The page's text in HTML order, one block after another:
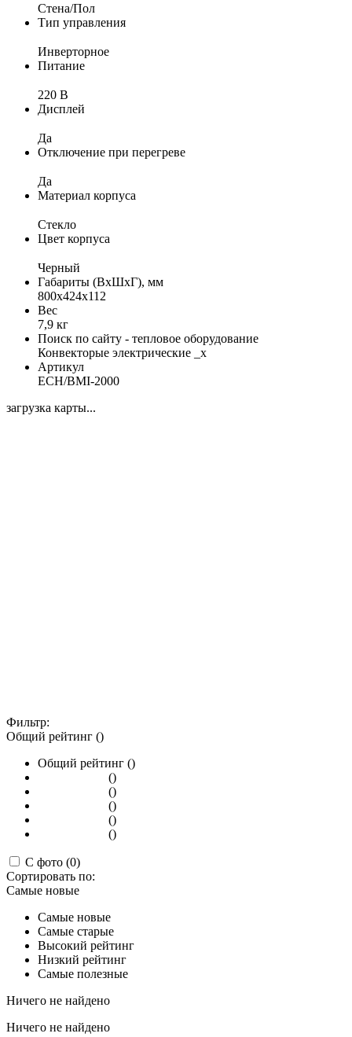
Стена/Пол
Тип управления
Инверторное
Питание
220 В
Дисплей
Да
Отключение при перегреве
Да
Материал корпуса
Стекло
Цвет корпуса
Черный
Габариты (ВхШхГ), мм
800x424x112
Вес
7,9 кг
Поиск по сайту - тепловое оборудование
Конвекторые электрические _x
Артикул
ECH/BMI-2000
загрузка карты...
Фильтр:
Общий рейтинг ()
Общий рейтинг ()
()
()
()
()
()
С фото (0)
Сортировать по:
Самые новые
Самые новые
Самые старые
Высокий рейтинг
Низкий рейтинг
Самые полезные
Ничего не найдено
Ничего не найдено